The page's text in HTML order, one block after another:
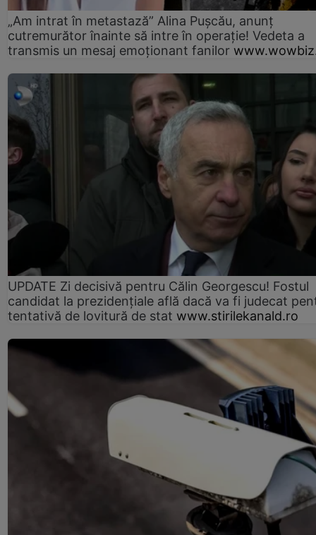
„Am intrat în metastază” Alina Pușcău, anunț
cutremurător înainte să intre în operație! Vedeta a
transmis un mesaj emoționant fanilor
UPDATE Zi decisivă pentru Călin Georgescu! Fostul
candidat la prezidențiale află dacă va fi judecat
tentativă de lovitură de stat www.stirilekanald.ro